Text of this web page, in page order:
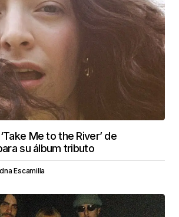
Me to the River’ de
su álbum tributo
Escamilla